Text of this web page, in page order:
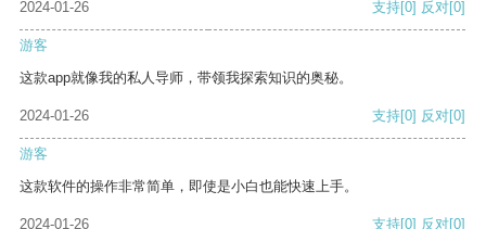
2024-01-26 支持[0] 反对[0]
游客
这款app就像我的私人导师，带领我探索知识的奥秘。
2024-01-26 支持[0] 反对[0]
游客
这款软件的操作非常简单，即使是小白也能快速上手。
2024-01-26 支持[0] 反对[0]